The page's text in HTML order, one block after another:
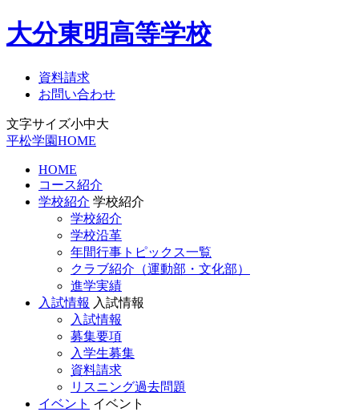
大分東明高等学校
資料請求
お問い合わせ
文字サイズ小中大
平松学園HOME
HOME
コース紹介
学校紹介 学校紹介
学校紹介
学校沿革
年間行事トピックス一覧
クラブ紹介（運動部・文化部）
進学実績
入試情報 入試情報
入試情報
募集要項
入学生募集
資料請求
リスニング過去問題
イベント イベント